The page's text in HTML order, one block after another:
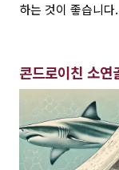
하는 것이 좋습니다.
콘드로이친 소